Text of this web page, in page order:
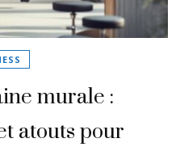
murale :
atouts pour